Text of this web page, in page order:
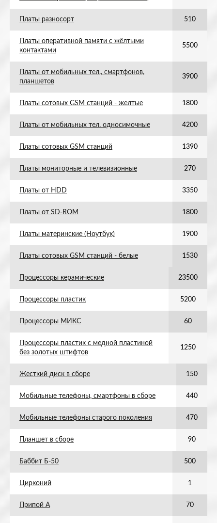
Платы разносорт 510
Платы оперативной памяти с жёлтыми
контактами
5500
Платы от мобильных тел., смартфонов,
планшетов
3900
Платы сотовых GSM станций - желтые 1800
Платы от мобильных тел. односимочные 4200
Платы сотовых GSM станций 1390
Платы мониторные и телевизионные 270
Платы от HDD 3350
Платы от SD-ROM 1800
Платы материнские (Ноутбук) 1900
Платы сотовых GSM станций - белые 1530
Процессоры керамические 23500
Процессоры пластик 5200
Процессоры МИКС 60
Процессоры пластик с медной пластиной
без золотых штифтов
1250
Жесткий диск в сборе 150
Мобильные телефоны, смартфоны в сборе 440
Мобильные телефоны старого поколения 470
Планшет в сборе 90
Баббит Б-50 500
Цирконий 1
Припой А 70